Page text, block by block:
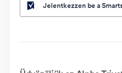
Jelentkezzen be a